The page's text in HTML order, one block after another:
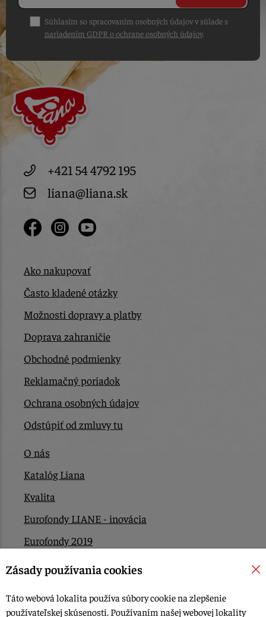
Súhlasím so spracovaním osobných údajov v súlade s
nariadením GDPR o ochrane osobných údajov.
+421 54 4792 195
liana@liana.sk
Ako nakupovať
Často kladené otázky
Možnosti dopravy a platby
Doprava zahraničie
Obchodné podmienky
Reklamačný poriadok
Ochrana osobných údajov
Odstúpiť od zmluvy tu
O nás
Katalóg Liana
Kvalita
Eurofondy LIANE - inovácia
Eurofondy 2019
Eurofondy 2022/2023
Kontakt
Zásady používania cookies
Táto webová lokalita používa súbory cookie na zlepšenie
používateľskej skúsenosti. Používaním našej webovej lokality